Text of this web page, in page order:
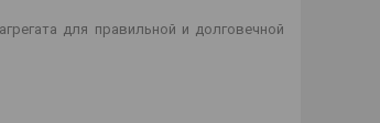
для правильной и долговечной